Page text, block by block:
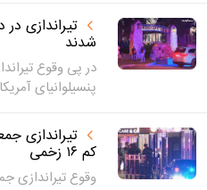
شدند
در پی وقوع
پنسیلوانیای
تیراندازی
کم ۱۶ زخمی
وقوع تیراندازی